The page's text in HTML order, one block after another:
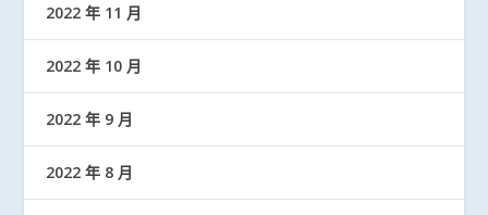
2022 年 11 月
2022 年 10 月
2022 年 9 月
2022 年 8 月